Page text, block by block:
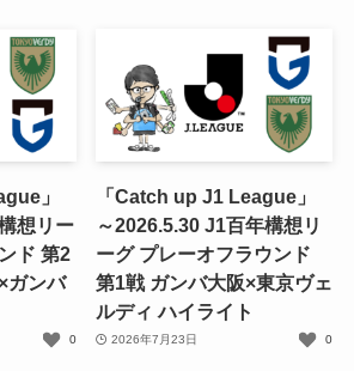
」
想リー
ド 第2
ガンバ
0
「Catch up J1 League」
～2026.5.30 J1百年構想リ
ーグ プレーオフラウンド
第1戦 ガンバ大阪×東京ヴェ
ルディ ハイライト
2026年7月23日 0